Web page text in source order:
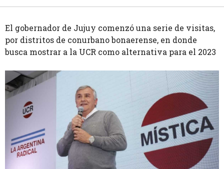
El gobernador de Jujuy comenzó una serie de visitas,
por distritos de conurbano bonaerense, en donde
busca mostrar a la UCR como alternativa para el 2023